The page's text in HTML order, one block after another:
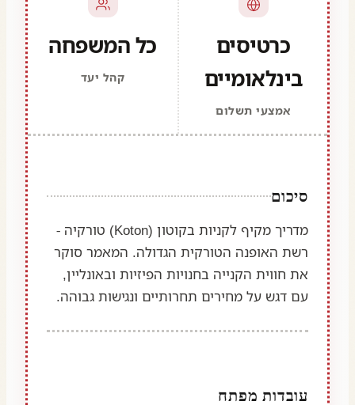
כרטיסים
בינלאומיים
אמצעי תשלום
כל המשפחה
קהל יעד
סיכום
מדריך מקיף לקניות בקוטון (Koton) טורקיה -
רשת האופנה הטורקית הגדולה. המאמר סוקר
את חווית הקנייה בחנויות הפיזיות ובאונליין,
עם דגש על מחירים תחרותיים ונגישות גבוהה.
עובדות מפתח